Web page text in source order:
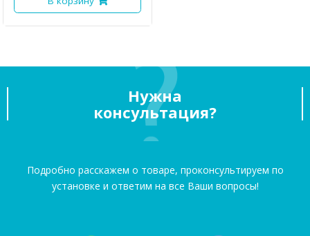
Нужна
консультация?
Подробно расскажем о товаре, проконсультируем по
установке и ответим на все Ваши вопросы!